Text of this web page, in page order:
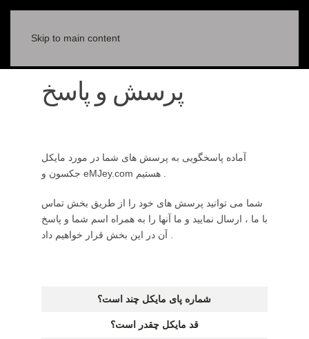
Skip to main content
پرسش و پاسخ
آماده پاسخگویی به پرسش های شما در مورد مایکل
جکسون و eMJey.com هستیم .
شما می توانید پرسش های خود را از طریق بخش تماس
با ما ، ارسال نمایید و ما آنها را به همراه اسم شما و پاسخ
شماره پای مايكل چند است؟
قد مايكل چقدر است؟